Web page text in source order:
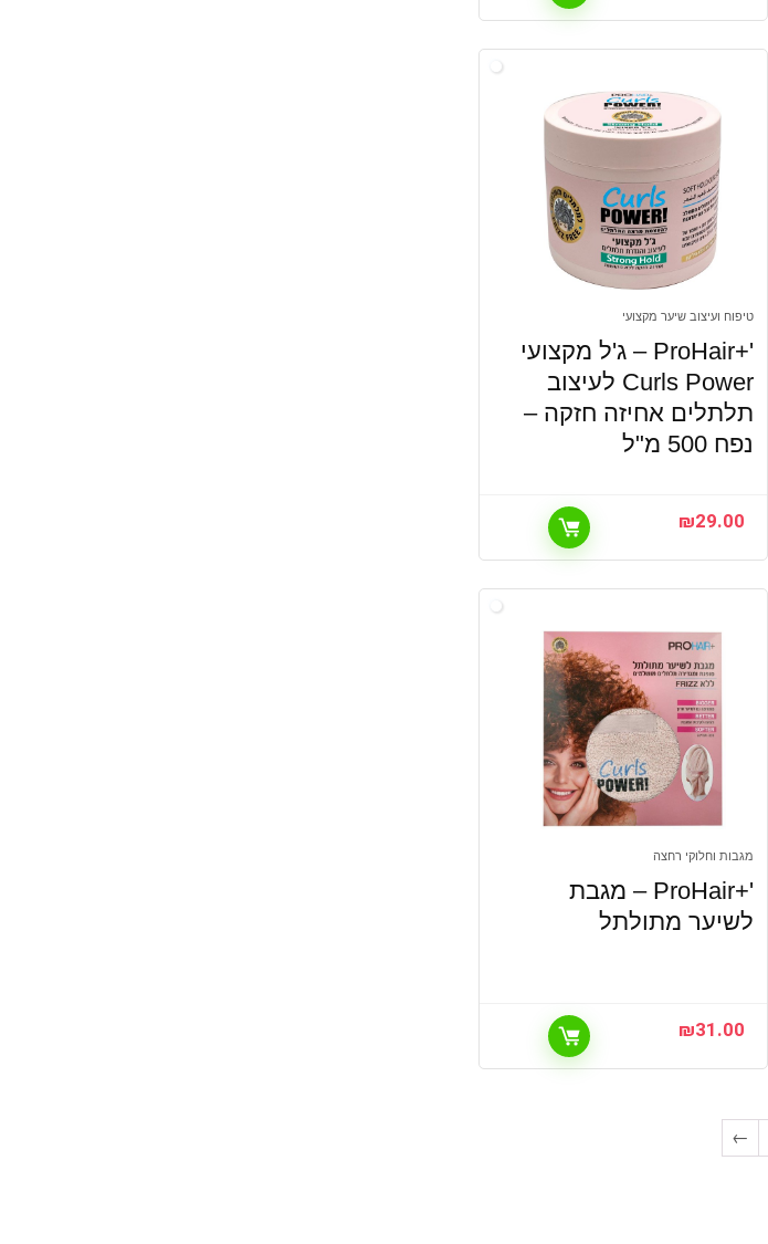
טיפוח ועיצוב שיער מקצועי
'+ProHair – ג'ל מקצועי
Curls Power לעיצוב
תלתלים אחיזה חזקה –
נפח 500 מ"ל
₪29.00
מגבות וחלוקי רחצה
'+ProHair – מגבת
לשיער מתולתל
₪31.00
←